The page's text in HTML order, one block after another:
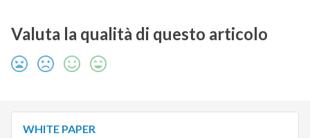
Valuta la qualità di questo articolo
WHITE PAPER